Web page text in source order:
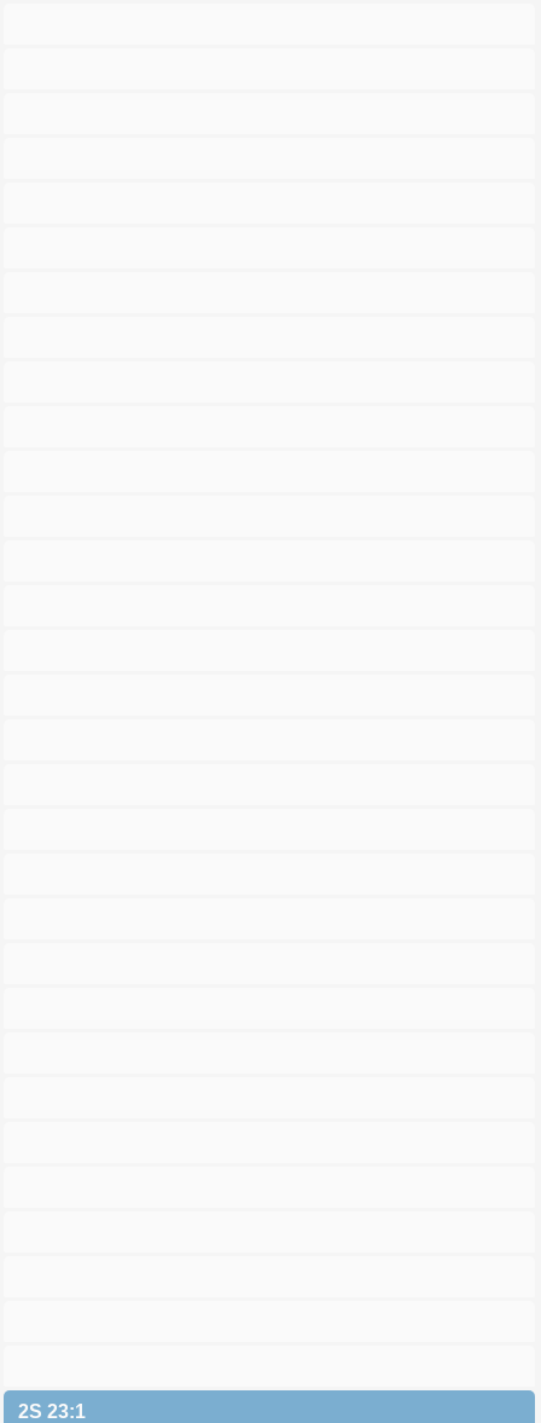
2S 23:1